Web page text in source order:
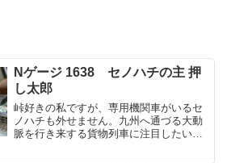
Nゲージ 1638 セノハチの主 押
し太郎
峠好きの私ですが、専用機関車がいるセ
ノハチも外せません。九州へ通づる大動
脈を行き来する貨物列車に注目したいと